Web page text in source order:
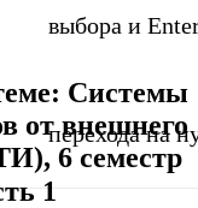
выбора и
перехода на
Системы
от внешнего
6 семестр
1